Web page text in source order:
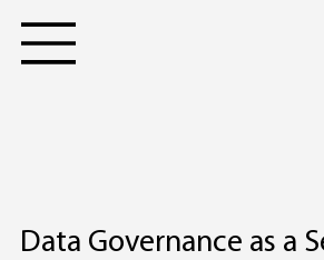
Data Governance as a